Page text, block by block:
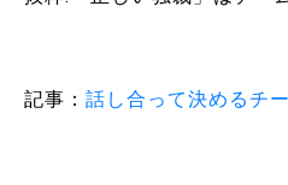
記事： 話し合って決めるチ